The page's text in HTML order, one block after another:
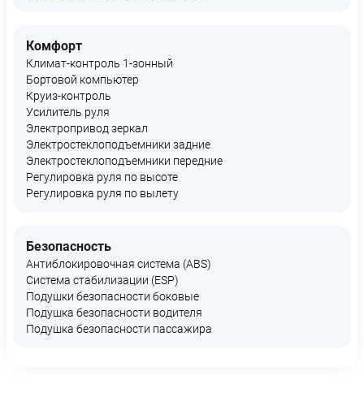
Комфорт
Климат-контроль 1-зонный
Бортовой компьютер
Круиз-контроль
Усилитель руля
Электропривод зеркал
Электростеклоподъемники задние
Электростеклоподъемники передние
Регулировка руля по высоте
Регулировка руля по вылету
Безопасность
Антиблокировочная система (ABS)
Система стабилизации (ESP)
Подушки безопасности боковые
Подушка безопасности водителя
Подушка безопасности пассажира